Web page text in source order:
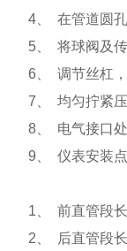
4
在管道圆
5
将球阀及
6
调节丝杠
7
均匀拧紧
8
电气接口
9
仪表安装
1
前直管段
2
后直管段